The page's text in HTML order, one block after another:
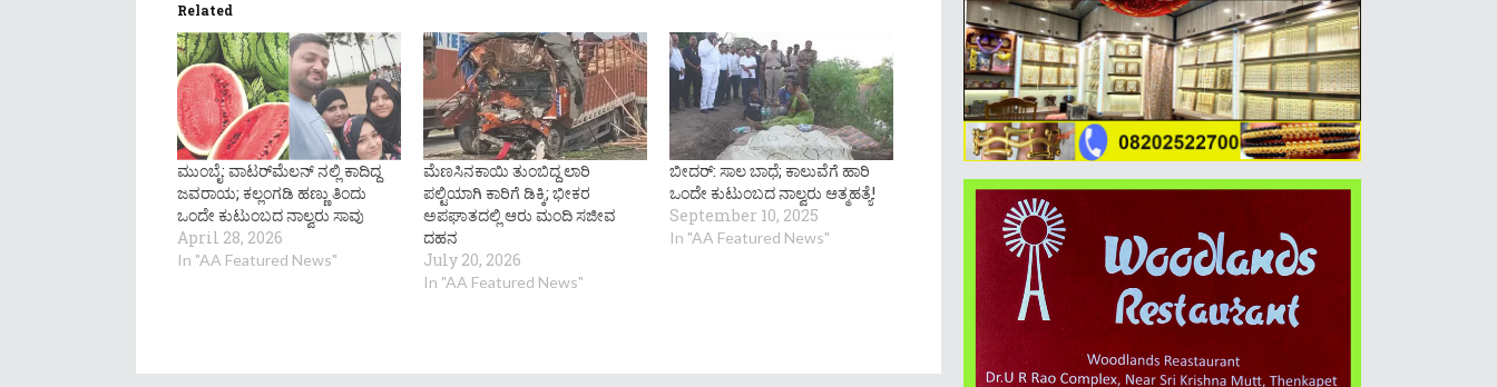
Related
ಮುಂಬೈ: ವಾಟರ್​ಮೆಲನ್ ನಲ್ಲಿ ಕಾದಿದ್ದ
ಜವರಾಯ; ಕಲ್ಲಂಗಡಿ ಹಣ್ಣು ತಿಂದು
ಒಂದೇ ಕುಟುಂಬದ ನಾಲ್ವರು ಸಾವು
April 28, 2026
In "AA Featured News"
ಮೆಣಸಿನಕಾಯಿ ತುಂಬಿದ್ದ ಲಾರಿ
ಪಲ್ಟಿಯಾಗಿ ಕಾರಿಗೆ ಡಿಕ್ಕಿ; ಭೀಕರ
ಅಪಘಾತದಲ್ಲಿ ಆರು ಮಂದಿ ಸಜೀವ
ದಹನ
July 20, 2026
In "AA Featured News"
ಬೀದರ್: ಸಾಲ ಬಾಧೆ; ಕಾಲುವೆಗೆ ಹಾರಿ
ಒಂದೇ ಕುಟುಂಬದ ನಾಲ್ವರು ಆತ್ಮಹತ್ಯೆ!
September 10, 2025
In "AA Featured News"